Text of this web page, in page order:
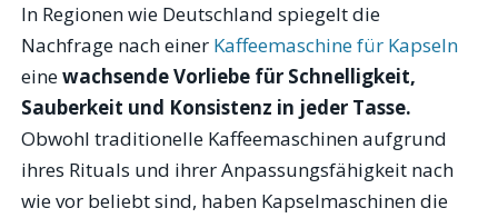
In Regionen wie Deutschland spiegelt die
Nachfrage nach einer Kaffeemaschine für Kapseln
einewachsende Vorliebe für Schnelligkeit,
Sauberkeit und Konsistenz in jeder Tasse.
Obwohl traditionelle Kaffeemaschinen aufgrund
ihres Rituals und ihrer Anpassungsfähigkeit nach
wie vor beliebt sind, haben Kapselmaschinen die